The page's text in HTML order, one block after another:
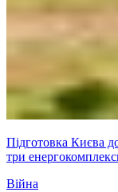
Підготовка Києва
три
Війна